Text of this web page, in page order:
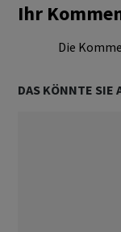
Ihr
Die
DAS KÖNNTE SIE